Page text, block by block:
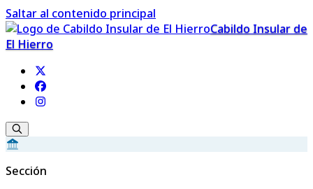
Saltar al contenido principal
Cabildo Insular de
El Hierro
Sección